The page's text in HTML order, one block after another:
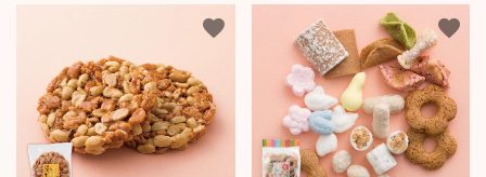
favorite favorite